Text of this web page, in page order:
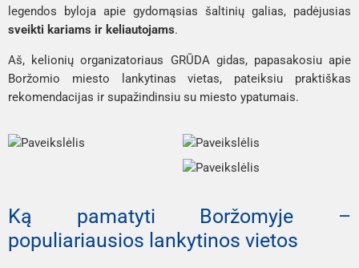
legendos byloja apie gydomąsias šaltinių galias, padėjusias
sveikti kariams ir keliautojams.
Aš, kelionių organizatoriaus GRŪDA gidas, papasakosiu apie
Boržomio miesto lankytinas vietas, pateiksiu praktiškas
rekomendacijas ir supažindinsiu su miesto ypatumais.
Ką pamatyti Boržomyje –
populiariausios lankytinos vietos